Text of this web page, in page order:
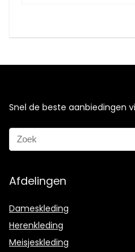
Snel de beste aanbiedingen
Afdelingen
Dameskleding
Herenkleding
Meisjeskleding